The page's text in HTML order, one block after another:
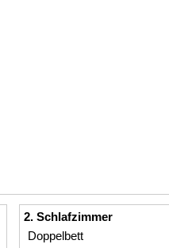
2. Schlafzimmer
Doppelbett